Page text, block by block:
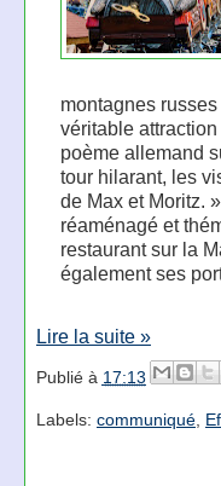
montagnes
véritable
poème allemand
tour hilarant, les
de Max et Moritz.
réaménagé et
restaurant sur la
également ses
Lire la suite »
Publié à 17:13
Labels: communiqué,